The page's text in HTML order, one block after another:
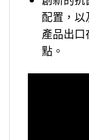
配置，以
產品出
點。